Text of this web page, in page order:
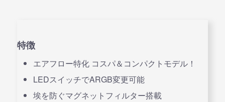
特徴
エアフロー特化 コスパ＆コンパクトモデル！
LEDスイッチでARGB変更可能
埃を防ぐマグネットフィルター搭載